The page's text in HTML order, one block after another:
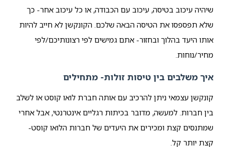
שיהיה עיכוב בטיסה, עיכוב עם הכבודה, או כל עיכוב אחר- כך
שלא תפספסו את הטיסה הבאה שלכם. הקונקשן לא חייב להיות
אותו היעד בהלוך ובחזור- אתם גמישים לפי רצונותיכם/לפי
מחיר/נוחות.
איך משלבים בין טיסות זולות- מתחילים
קונקשן עצמאי ניתן להרכיב עם אותה חברת לואו קוסט או לשלב
בין חברות. למעשה, מדובר בכיתות רגליים אינטרנטי, אבל אחרי
שמתנסים קצת ומכירים את היעדים של חברות הלואו קוסט-
קצת יותר קל.